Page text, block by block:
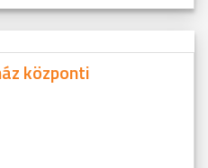
központi